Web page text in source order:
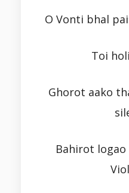
O Vonti bhal
Toi
Ghorot aako
Bahirot logao